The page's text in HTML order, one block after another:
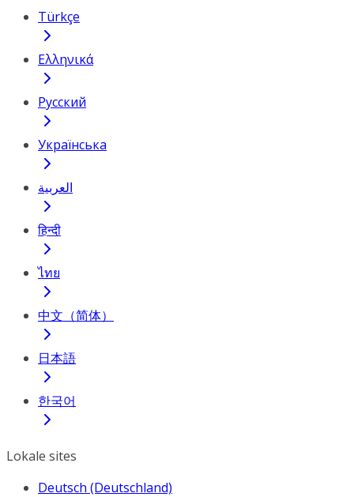
Türkçe
Ελληνικά
Русский
Українська
العربية
हिन्दी
ไทย
中文（简体）
日本語
한국어
Lokale sites
Deutsch (Deutschland)